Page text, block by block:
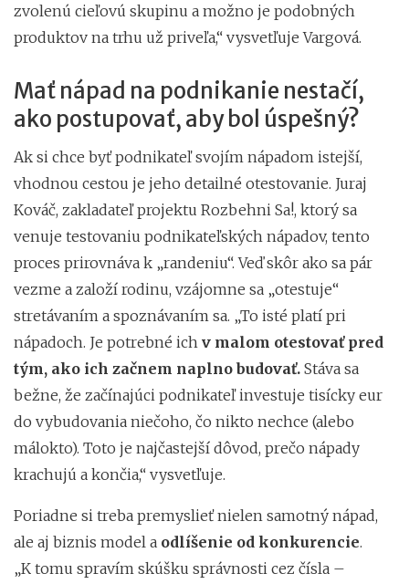
zvolenú cieľovú skupinu a možno je podobných
produktov na trhu už priveľa,“ vysvetľuje Vargová.
Mať nápad na podnikanie nestačí,
ako postupovať, aby bol úspešný?
Ak si chce byť podnikateľ svojím nápadom istejší,
vhodnou cestou je jeho detailné otestovanie. Juraj
Kováč, zakladateľ projektu Rozbehni Sa!, ktorý sa
venuje testovaniu podnikateľských nápadov, tento
proces prirovnáva k „randeniu“. Veď skôr ako sa pár
vezme a založí rodinu, vzájomne sa „otestuje“
stretávaním a spoznávaním sa. „To isté platí pri
nápadoch. Je potrebné ich v malom otestovať pred
tým, ako ich začnem naplno budovať. Stáva sa
bežne, že začínajúci podnikateľ investuje tisícky eur
do vybudovania niečoho, čo nikto nechce (alebo
málokto). Toto je najčastejší dôvod, prečo nápady
krachujú a končia,“ vysvetľuje.
Poriadne si treba premyslieť nielen samotný nápad,
ale aj biznis model a odlíšenie od konkurencie.
„K tomu spravím skúšku správnosti cez čísla –